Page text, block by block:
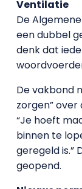
Ventilatie
De
een dubbel
denk dat
De vakbond
zorgen”
“Je hoeft
binnen te
geregeld is.”
geopend.